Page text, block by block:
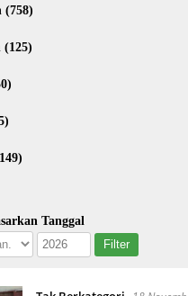
(758)
(125)
Tanggal